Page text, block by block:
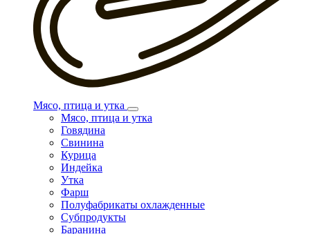
Мясо, птица и утка
Мясо, птица и утка
Говядина
Свинина
Курица
Индейка
Утка
Фарш
Полуфабрикаты охлажденные
Субпродукты
Баранина